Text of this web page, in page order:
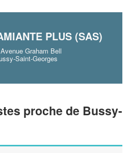
PLUS (SAS)
Graham Bell
Saint-Georges
proche de Bussy-